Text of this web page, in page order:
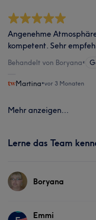
Angenehme
kompetent. Sehr
Behandelt von Boryana•
Martina•vor 3 Monaten
Mehr anzeigen...
Lerne das Team
Boryana
ServicesEmmi